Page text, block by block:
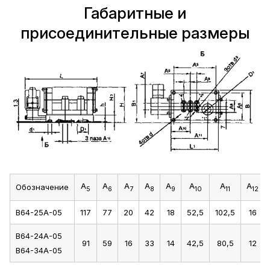
Габаритные и
присоединительные размеры
Обозначение А5 А6 А7 А8 А9 А10 А11 А12
В64-25А-05 117 77 20 42 18 52,5 102,5 16
В64-24А-05
В64-34А-05
91 59 16 33 14 42,5 80,5 12